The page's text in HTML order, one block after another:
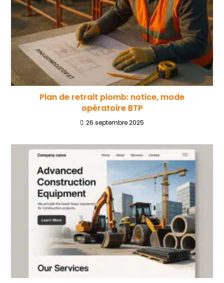
Plan de retrait plomb: notice, mode
opératoire BTP
26 septembre 2025